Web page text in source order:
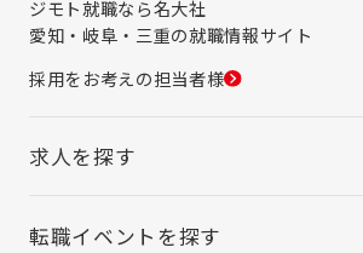
ジモト就職なら名大社
愛知・岐阜・三重の就職情報サイト
採用をお考えの担当者様
求人を探す
転職イベントを探す